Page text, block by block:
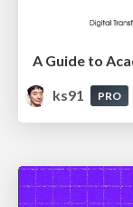
ks91
PRO